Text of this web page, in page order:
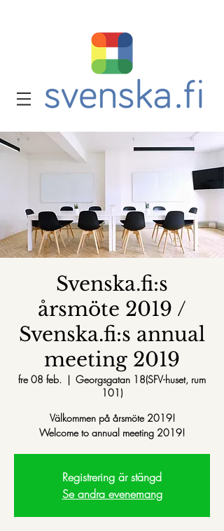
Svenska.fi:s
årsmöte 2019 /
Svenska.fi:s annual
meeting 2019
fre 08 feb.
  |
Georgsgatan 18(SFV-huset, rum
101)
Välkommen på årsmöte 2019!
Welcome to annual meeting 2019!
Registrering är stängd
Se andra evenemang